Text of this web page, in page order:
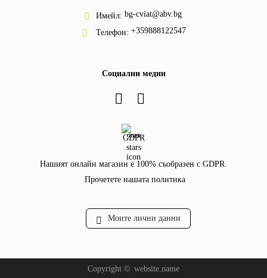
Имейл: bg-cviat@abv.bg
Телефон: +359888122547
Социални медии
GDPR
Нашият онлайн магазин е 100% съобразен с GDPR.
Прочетете нашата политика
Моите лични данни
Copyright © website.name